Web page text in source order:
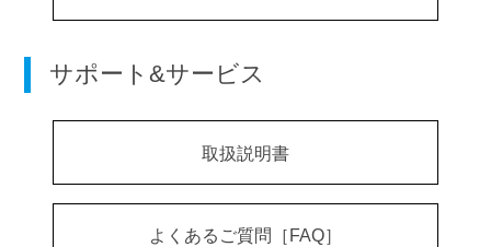
サポート&サービス
取扱説明書
よくあるご質問［FAQ］